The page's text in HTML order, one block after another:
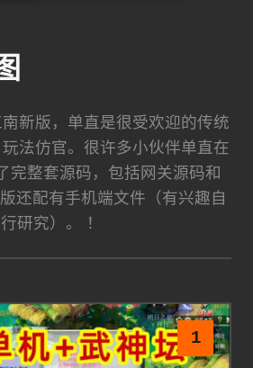
新版，单直是很受欢迎的传统
法仿官。很许多小伙伴单直在
完整套源码，包括网关源码和
还配有手机端文件（有兴趣自
行研究）。 ！
1